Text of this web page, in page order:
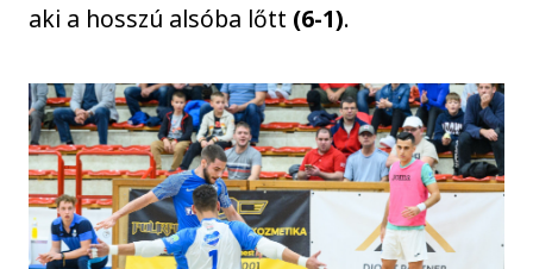
aki a hosszú alsóba lőtt (6-1).